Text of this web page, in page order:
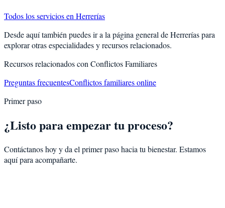
Todos los servicios en Herrerías
Desde aquí también puedes ir a la página general deHerreríaspara
explorar otras especialidades y recursos relacionados.
Recursos relacionados con Conflictos Familiares
Preguntas frecuentesConflictos familiares online
Primer paso
¿Listo para empezar tu proceso?
Contáctanos hoy y da el primer paso hacia tu bienestar. Estamos
aquí para acompañarte.